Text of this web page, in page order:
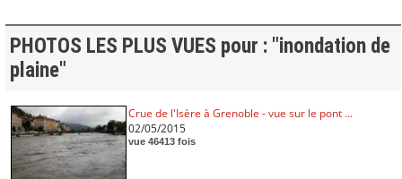
PHOTOS LES PLUS VUES pour : "inondation de
plaine"
Crue de l'Isère à Grenoble - vue sur le pont ...
02/05/2015
vue 46413 fois